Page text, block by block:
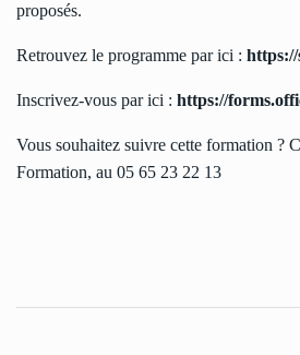
proposés.
Retrouvez le programme par ici :
Inscrivez-vous par ici : https://
Vous souhaitez suivre cette formation ?
Formation, au 05 65 23 22 13